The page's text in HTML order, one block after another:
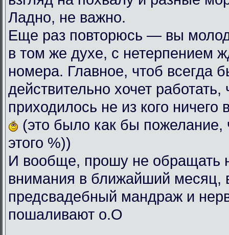
Ладно, не важно.
Еще раз повторюсь — вы
в том же духе, с нетерпением
номера. Главное, чтоб всегда
действительно хочет работать,
приходилось не из кого ничего
(это было как бы пожелание,
этого %))
И вообще, прошу не обращать
внимания в ближайший месяц,
предсвадебный мандраж и
пошаливают о.О